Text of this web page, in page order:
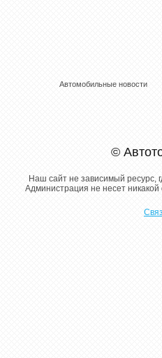
Автомобильные новости
©
Наш сайт не зависимый ресурс,
Администрация не несет